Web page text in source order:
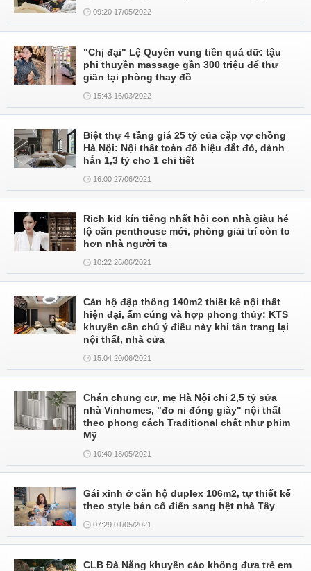
09:20 17/05/2022
"Chị đại" Lệ Quyên vung tiền quá dữ: tậu
phi thuyền massage gần 300 triệu để thư
giãn tại phòng thay đồ
15:43 16/03/2022
Biệt thự 4 tầng giá 25 tỷ của cặp vợ chồng
Hà Nội: Nội thất toàn đồ hiệu đắt đỏ, dành
hẳn 1,3 tỷ cho 1 chi tiết
16:00 27/06/2021
Rich kid kín tiếng nhất hội con nhà giàu hé
lộ căn penthouse mới, phòng giải trí còn to
hơn nhà người ta
10:22 26/06/2021
Căn hộ đập thông 140m2 thiết kế nội thất
hiện đại, ấm cúng và hợp phong thủy: KTS
khuyên cần chú ý điều này khi tân trang lại
nội thất, nhà cửa
15:04 20/06/2021
Chán chung cư, mẹ Hà Nội chi 2,5 tỷ sửa
nhà Vinhomes, "đo ni đóng giày" nội thất
theo phong cách Traditional chất như phim
Mỹ
10:40 18/05/2021
Gái xinh ở căn hộ duplex 106m2, tự thiết kế
theo style bán cổ điển sang hệt nhà Tây
07:29 01/05/2021
CLB Đà Nẵng khuyến cáo không đưa trẻ em